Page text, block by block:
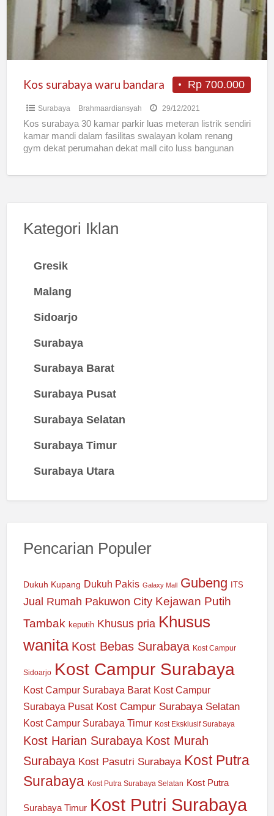
Rp 700.000
Kos surabaya waru bandara
Surabaya Brahmaardiansyah 29/12/2021
Kos surabaya 30 kamar parkir luas meteran listrik sendiri
kamar mandi dalam fasilitas swalayan kolam renang
gym dekat perumahan dekat mall cito luss bangunan
Kategori Iklan
Gresik
Malang
Sidoarjo
Surabaya
Surabaya Barat
Surabaya Pusat
Surabaya Selatan
Surabaya Timur
Surabaya Utara
Pencarian Populer
Dukuh Kupang Dukuh Pakis Galaxy Mall Gubeng ITS
Jual Rumah Pakuwon City Kejawan Putih
Tambak keputih Khusus pria Khusus
wanita Kost Bebas Surabaya Kost Campur
Sidoarjo Kost Campur Surabaya
Kost Campur Surabaya Barat Kost Campur
Surabaya Pusat Kost Campur Surabaya Selatan
Kost Campur Surabaya Timur Kost Eksklusif Surabaya
Kost Harian Surabaya Kost Murah
Surabaya Kost Pasutri Surabaya Kost Putra
Surabaya Kost Putra Surabaya Selatan Kost Putra
Surabaya Timur Kost Putri Surabaya